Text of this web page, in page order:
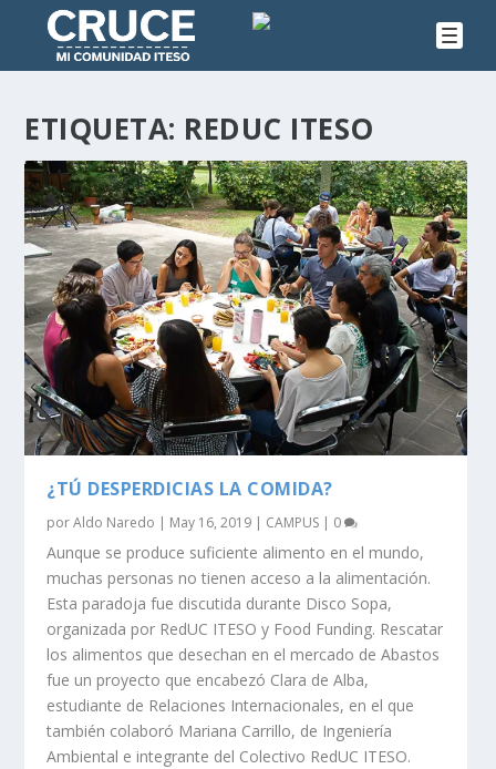
ETIQUETA: REDUC ITESO
¿TÚ DESPERDICIAS LA COMIDA?
porAldo Naredo | May 16, 2019 | CAMPUS | 0
Aunque se produce suficiente alimento en el mundo,
muchas personas no tienen acceso a la alimentación.
Esta paradoja fue discutida durante Disco Sopa,
organizada por RedUC ITESO y Food Funding. Rescatar
los alimentos que desechan en el mercado de Abastos
fue un proyecto que encabezó Clara de Alba,
estudiante de Relaciones Internacionales, en el que
también colaboró Mariana Carrillo, de Ingeniería
Ambiental e integrante del Colectivo RedUC ITESO.